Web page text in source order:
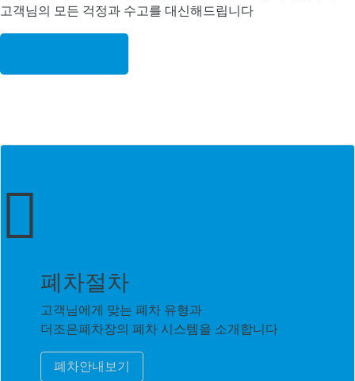
고객님의 모든 걱정과 수고를 대신해드립니다
폐차절차
고객님에게 맞는 폐차 유형과
더조은폐차장의 폐차 시스템을 소개합니다
폐차안내보기